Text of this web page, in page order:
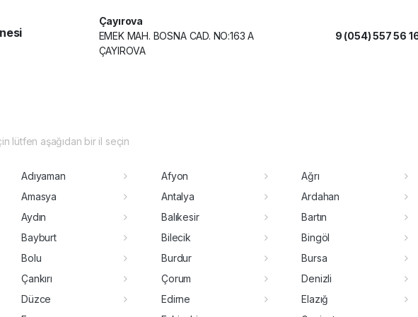
Çayırova
EMEK MAH. BOSNA CAD. NO:163 A
ÇAYIROVA
9 (054) 557 56
lütfen aşağıdan bir il seçin
Adıyaman Afyon
Ağrı
Amasya Antalya
Ardahan
Aydın Balıkesir
Bartın
Bayburt Bilecik
Bingöl
Bolu Burdur
Bursa
Çankırı Çorum
Denizli
Düzce Edirne
Elazığ